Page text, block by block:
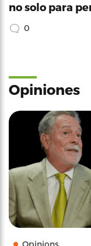
no solo para
0
Opiniones
Opinions